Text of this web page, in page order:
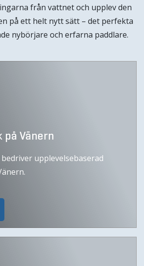
från vattnet och upplev den
på ett helt nytt sätt – det perfekta
nybörjare och erfarna paddlare.
på Vänern
upplevelsebaserad